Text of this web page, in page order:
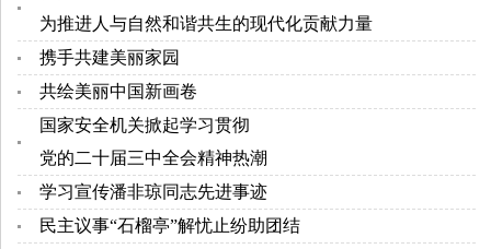
为推进人与自然和谐共生的现代化贡献力量
携手共建美丽家园
共绘美丽中国新画卷
国家安全机关掀起学习贯彻
党的二十届三中全会精神热潮
学习宣传潘非琼同志先进事迹
民主议事“石榴亭”解忧止纷助团结